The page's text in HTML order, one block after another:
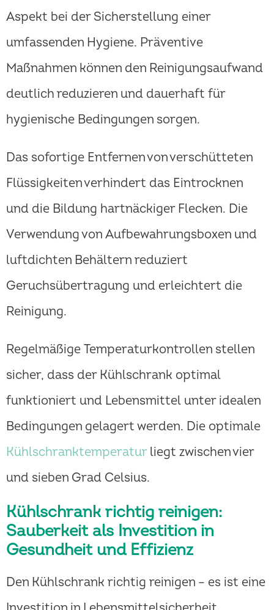
Aspekt bei der Sicherstellung einer
umfassenden Hygiene. Präventive
Maßnahmen können den Reinigungsaufwand
deutlich reduzieren und dauerhaft für
hygienische Bedingungen sorgen.
Das sofortige Entfernen von verschütteten
Flüssigkeiten verhindert das Eintrocknen
und die Bildung hartnäckiger Flecken. Die
Verwendung von Aufbewahrungsboxen und
luftdichten Behältern reduziert
Geruchsübertragung und erleichtert die
Reinigung.
Regelmäßige Temperaturkontrollen stellen
sicher, dass der Kühlschrank optimal
funktioniert und Lebensmittel unter idealen
Bedingungen gelagert werden. Die optimale
Kühlschranktemperaturliegt zwischen vier
und sieben Grad Celsius.
Kühlschrank richtig reinigen:
Sauberkeit als Investition in
Gesundheit und Effizienz
Den Kühlschrank richtig reinigen – es ist eine